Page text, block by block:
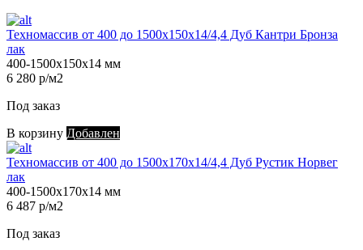
Техномассив от 400 до 1500х150х14/4,4 Дуб Кантри Бронза
лак
400-1500х150х14 мм
6 280 р/м2
Под заказ
В корзину Добавлен
Техномассив от 400 до 1500х170х14/4,4 Дуб Рустик Норвег
лак
400-1500х170х14 мм
6 487 р/м2
Под заказ